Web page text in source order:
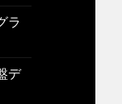
ラ
デ